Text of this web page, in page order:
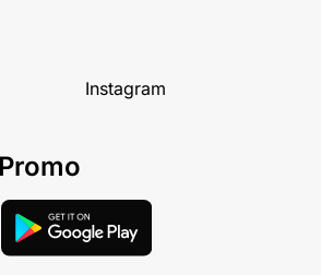
Instagram